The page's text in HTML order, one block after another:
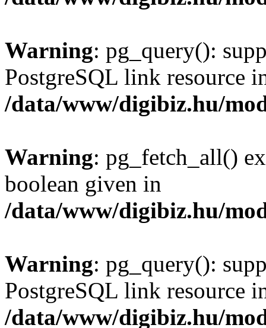
Warning: pg_query():
PostgreSQL link resource
/data/www/digibiz.hu/
Warning: pg_fetch_all()
boolean given in
/data/www/digibiz.hu/
Warning: pg_query():
PostgreSQL link resource
/data/www/digibiz.hu/